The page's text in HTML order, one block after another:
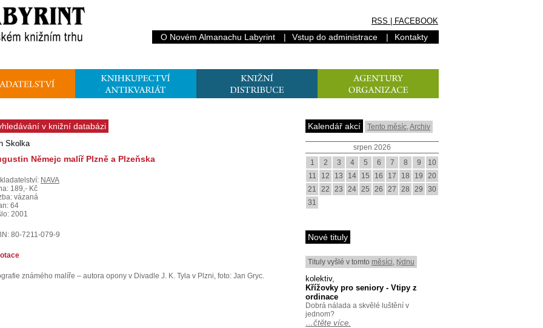
RSS FACEBOOK
O Novém Almanachu Labyrint | Vstup do administrace | Kontakty
v knižní databázi
Skolka
Němejc malíř Plzně a Plzeňska
NAVA
189,- Kč
vázaná
64
2001
80-7211-079-9
známého malíře – autora opony v Divadle J. K. Tyla v Plzni, foto: Jan Gryc.
Kalendář akcí Tento měsíc,Archiv
srpen 2026
1
2 3 4 5 6 7 8 9
10
11
12 13 14 15 16 17 18 19
20
21
22 23 24 25 26 27 28 29
30
31
Nové tituly
Tituly vyšlé v tomto měsíci, týdnu
kolektiv,
Křížovky pro seniory - Vtipy z
ordinace
Dobrá nálada a skvělé luštění v
jednom?
…čtěte více.